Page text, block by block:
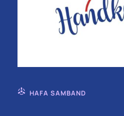
HAFA SAMBAND